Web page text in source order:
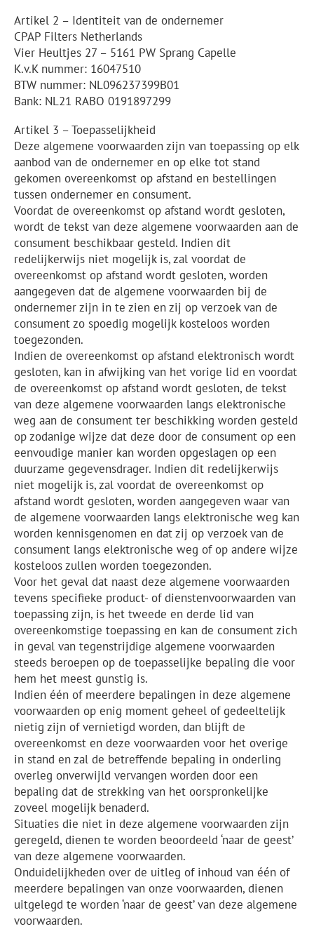
Artikel 2 – Identiteit van de ondernemer
CPAP Filters Netherlands
Vier Heultjes 27 – 5161 PW Sprang Capelle
K.v.K nummer: 16047510
BTW nummer: NL096237399B01
Bank: NL21 RABO 0191897299
Artikel 3 – Toepasselijkheid
Deze algemene voorwaarden zijn van toepassing op elk
aanbod van de ondernemer en op elke tot stand
gekomen overeenkomst op afstand en bestellingen
tussen ondernemer en consument.
Voordat de overeenkomst op afstand wordt gesloten,
wordt de tekst van deze algemene voorwaarden aan de
consument beschikbaar gesteld. Indien dit
redelijkerwijs niet mogelijk is, zal voordat de
overeenkomst op afstand wordt gesloten, worden
aangegeven dat de algemene voorwaarden bij de
ondernemer zijn in te zien en zij op verzoek van de
consument zo spoedig mogelijk kosteloos worden
toegezonden.
Indien de overeenkomst op afstand elektronisch wordt
gesloten, kan in afwijking van het vorige lid en voordat
de overeenkomst op afstand wordt gesloten, de tekst
van deze algemene voorwaarden langs elektronische
weg aan de consument ter beschikking worden gesteld
op zodanige wijze dat deze door de consument op een
eenvoudige manier kan worden opgeslagen op een
duurzame gegevensdrager. Indien dit redelijkerwijs
niet mogelijk is, zal voordat de overeenkomst op
afstand wordt gesloten, worden aangegeven waar van
de algemene voorwaarden langs elektronische weg kan
worden kennisgenomen en dat zij op verzoek van de
consument langs elektronische weg of op andere wijze
kosteloos zullen worden toegezonden.
Voor het geval dat naast deze algemene voorwaarden
tevens specifieke product- of dienstenvoorwaarden van
toepassing zijn, is het tweede en derde lid van
overeenkomstige toepassing en kan de consument zich
in geval van tegenstrijdige algemene voorwaarden
steeds beroepen op de toepasselijke bepaling die voor
hem het meest gunstig is.
Indien één of meerdere bepalingen in deze algemene
voorwaarden op enig moment geheel of gedeeltelijk
nietig zijn of vernietigd worden, dan blijft de
overeenkomst en deze voorwaarden voor het overige
in stand en zal de betreffende bepaling in onderling
overleg onverwijld vervangen worden door een
bepaling dat de strekking van het oorspronkelijke
zoveel mogelijk benaderd.
Situaties die niet in deze algemene voorwaarden zijn
geregeld, dienen te worden beoordeeld ‘naar de geest’
van deze algemene voorwaarden.
Onduidelijkheden over de uitleg of inhoud van één of
meerdere bepalingen van onze voorwaarden, dienen
uitgelegd te worden ‘naar de geest’ van deze algemene
voorwaarden.